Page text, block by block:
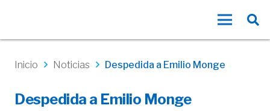
Inicio Noticias Despedida a Emilio Monge
Despedida a Emilio Monge